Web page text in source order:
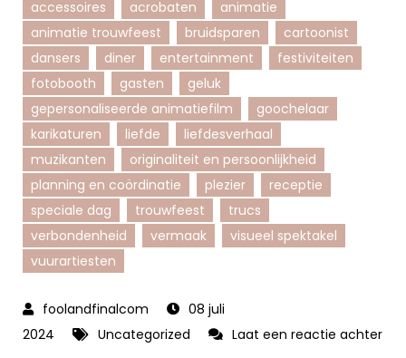
accessoires acrobaten
animatie
animatie trouwfeest
bruidsparen
cartoonist
dansers
diner entertainment
festiviteiten
fotobooth
gasten
geluk
gepersonaliseerde animatiefilm
goochelaar
karikaturen
liefde
liefdesverhaal
muzikanten
originaliteit en persoonlijkheid
planning en coördinatie
plezier
receptie
speciale dag
trouwfeest
trucs
verbondenheid
vermaak
visueel spektakel
vuurartiesten
08 juli
2024
Uncategorized
Laat een reactie achter